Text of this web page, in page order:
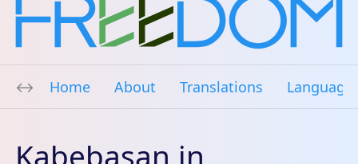
Home About Translations
Kabebasan in